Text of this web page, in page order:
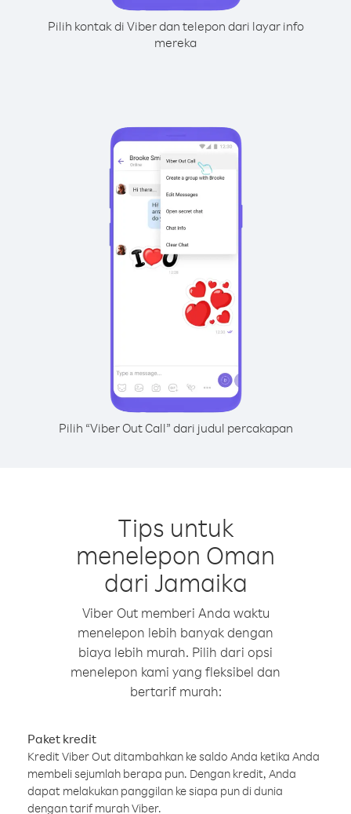
Pilih kontak di Viber dan telepon dari layar info
mereka
Pilih “Viber Out Call” dari judul percakapan
Tips untuk
menelepon Oman
dari Jamaika
Viber Out memberi Anda waktu
menelepon lebih banyak dengan
biaya lebih murah. Pilih dari opsi
menelepon kami yang fleksibel dan
bertarif murah:
Paket kredit
Kredit Viber Out ditambahkan ke saldo Anda ketika Anda
membeli sejumlah berapa pun. Dengan kredit, Anda
dapat melakukan panggilan ke siapa pun di dunia
dengan tarif murah Viber.